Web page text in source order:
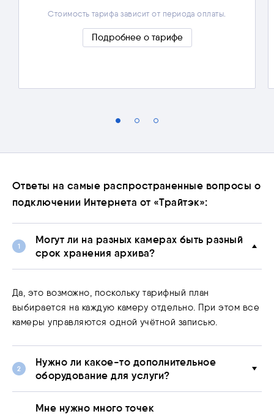
Стоимость тарифа зависит от периода оплаты.
Подробнее о тарифе
Ответы на самые распространенные вопросы о
подключении Интернета от «Трайтэк»:
Могут ли на разных камерах быть разный
срок хранения архива?
Да, это возможно, поскольку тарифный план
выбирается на каждую камеру отдельно. При этом все
камеры управляются одной учётной записью.
Нужно ли какое-то дополнительное
оборудование для услуги?
Мне нужно много точек